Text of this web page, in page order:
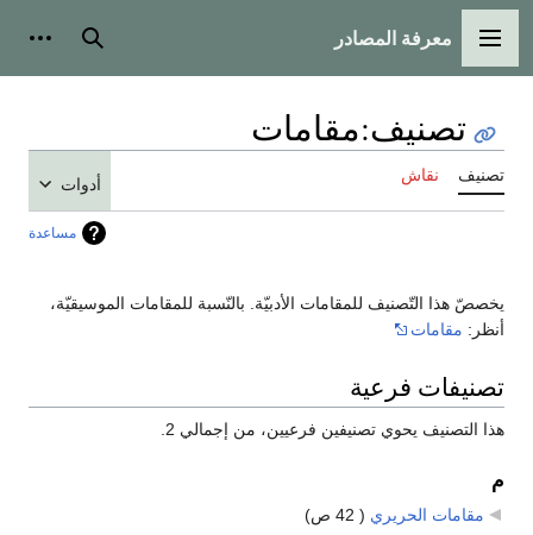
القائمة الرئيسية
معرفة المصادر بحث
تصنيف:مقامات
تصنيف نقاش أدوات
مساعدة
يخصصّ هذا التّصنيف للمقامات الأدبيّة. بالنّسبة للمقامات الموسيقيّة،
أنظر: مقامات
تصنيفات فرعية
هذا التصنيف يحوي تصنيفين فرعيين، من إجمالي 2.
م
مقامات الحريري ( 42 ص)